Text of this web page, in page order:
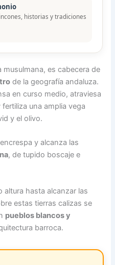
historias y tradiciones
musulmana, es cabecera de
de la geografía andaluza.
en curso medio, atraviesa
una amplia vega
y el olivo.
y alcanza las
, de tupido boscaje e
altura hasta alcanzar las
estas tierras calizas se
pueblos blancos y
barroca.